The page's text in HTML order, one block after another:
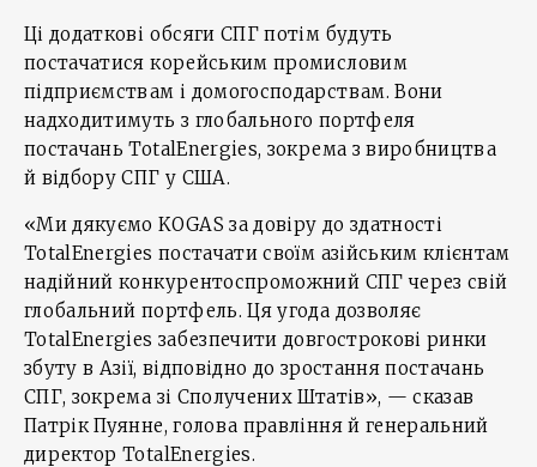
Ці додаткові обсяги СПГ потім будуть
постачатися корейським промисловим
підприємствам і домогосподарствам. Вони
надходитимуть з глобального портфеля
постачань TotalEnergies, зокрема з виробництва
й відбору СПГ у США.
«Ми дякуємо KOGAS за довіру до здатності
TotalEnergies постачати своїм азійським клієнтам
надійний конкурентоспроможний СПГ через свій
глобальний портфель. Ця угода дозволяє
TotalEnergies забезпечити довгострокові ринки
збуту в Азії, відповідно до зростання постачань
СПГ, зокрема зі Сполучених Штатів», — сказав
Патрік Пуянне, голова правління й генеральний
директор TotalEnergies.